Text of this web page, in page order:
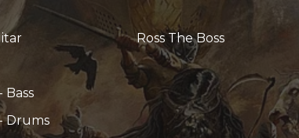
Drums
Ross The Boss